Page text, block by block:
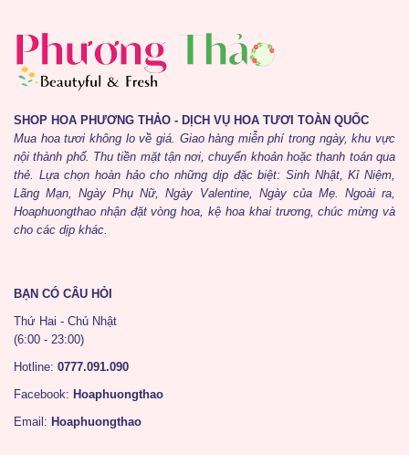
SHOP HOA PHƯƠNG THẢO - DỊCH VỤ HOA TƯƠI TOÀN QUỐC
Mua hoa tươi không lo về giá. Giao hàng miễn phí trong ngày, khu vực
nội thành phố. Thu tiền mặt tận nơi, chuyển khoản hoặc thanh toán qua
thẻ. Lựa chọn hoàn hảo cho những dịp đặc biệt: Sinh Nhật, Kỉ Niệm,
Lãng Mạn, Ngày Phụ Nữ, Ngày Valentine, Ngày của Mẹ. Ngoài ra,
Hoaphuongthao nhận đặt vòng hoa, kệ hoa khai trương, chúc mừng và
cho các dịp khác.
BẠN CÓ CÂU HỎI
Thứ Hai - Chủ Nhật
(6:00 - 23:00)
Hotline: 0777.091.090
Facebook: Hoaphuongthao
Email: Hoaphuongthao